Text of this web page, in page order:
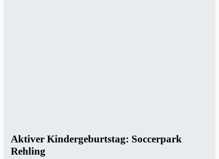
Aktiver Kindergeburtstag: Soccerpark
Rehling